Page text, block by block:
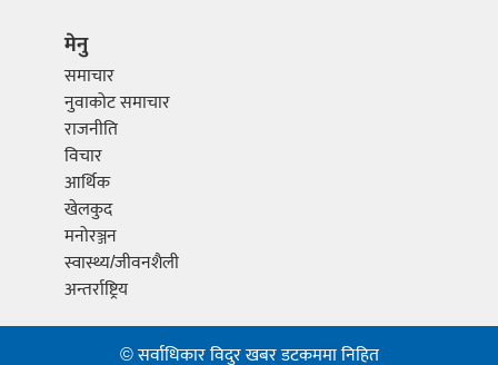
मेनु
समाचार
नुवाकोट समाचार
राजनीति
विचार
आर्थिक
खेलकुद
मनोरञ्जन
स्वास्थ्य/जीवनशैली
अन्तर्राष्ट्रिय
© सर्वाधिकार विदुर खबर डटकममा निहित